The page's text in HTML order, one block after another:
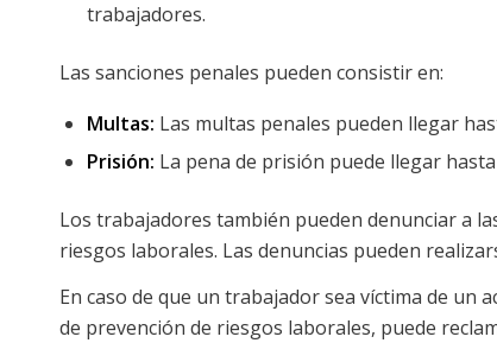
trabajadores.
Las sanciones penales pueden consistir en:
Multas: Las multas penales pueden llegar
Prisión: La pena de prisión puede llegar
Los trabajadores también pueden denunciar a
riesgos laborales. Las denuncias pueden
En caso de que un trabajador sea víctima de un
de prevención de riesgos laborales, puede